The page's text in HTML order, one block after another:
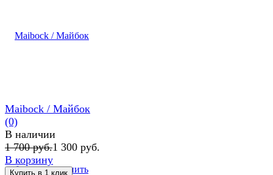
избранное сравнить
Maibock / Майбок
(0)
В наличии
1 700 руб.1 300 руб.
В корзину